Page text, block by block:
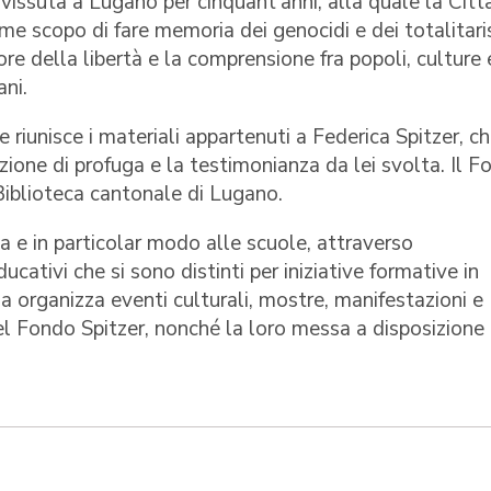
scopo di fare memoria dei genocidi e dei
della libertà e la comprensione fra popoli, culture
i materiali appartenuti a Federica Spitzer,
di profuga e la testimonianza da lei svolta. Il
cantonale di Lugano.
e in particolar modo alle scuole, attraverso
che si sono distinti per iniziative formative in
organizza eventi culturali, mostre, manifestazioni e
Spitzer, nonché la loro messa a disposizione